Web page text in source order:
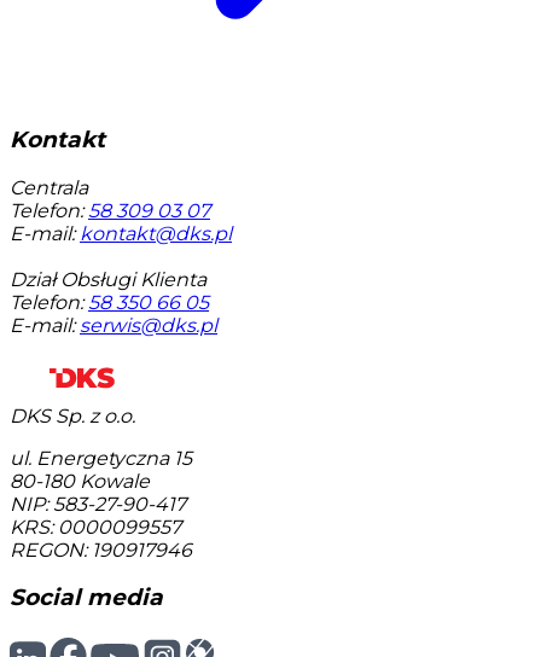
Kontakt
Centrala
Telefon: 58 309 03 07
E-mail: kontakt@dks.pl
Dział Obsługi Klienta
Telefon: 58 350 66 05
E-mail: serwis@dks.pl
DKS Sp. z o.o.
ul. Energetyczna 15
80-180 Kowale
NIP: 583-27-90-417
KRS: 0000099557
REGON: 190917946
Social media